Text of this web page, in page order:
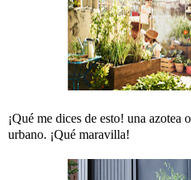
¡Qué me dices de esto! una azotea
urbano. ¡Qué maravilla!